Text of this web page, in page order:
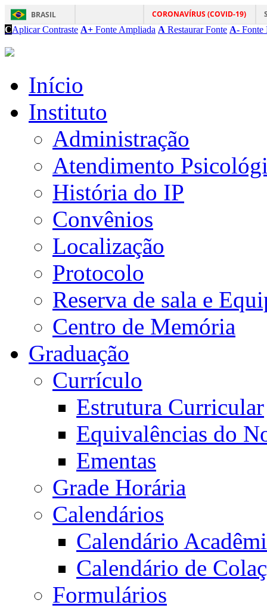
BRASIL CORONAVÍRUS (COVID-19)
CAplicar Contraste A+ Fonte Ampliada A Restaurar Fonte A- Fonte
Início
Instituto
Administração
Atendimento
História do IP
Convênios
Localização
Protocolo
Reserva de sala e
Centro de Memória
Graduação
Currículo
Estrutura Curricular
Equivalências do
Ementas
Grade Horária
Calendários
Calendário
Calendário de
Formulários